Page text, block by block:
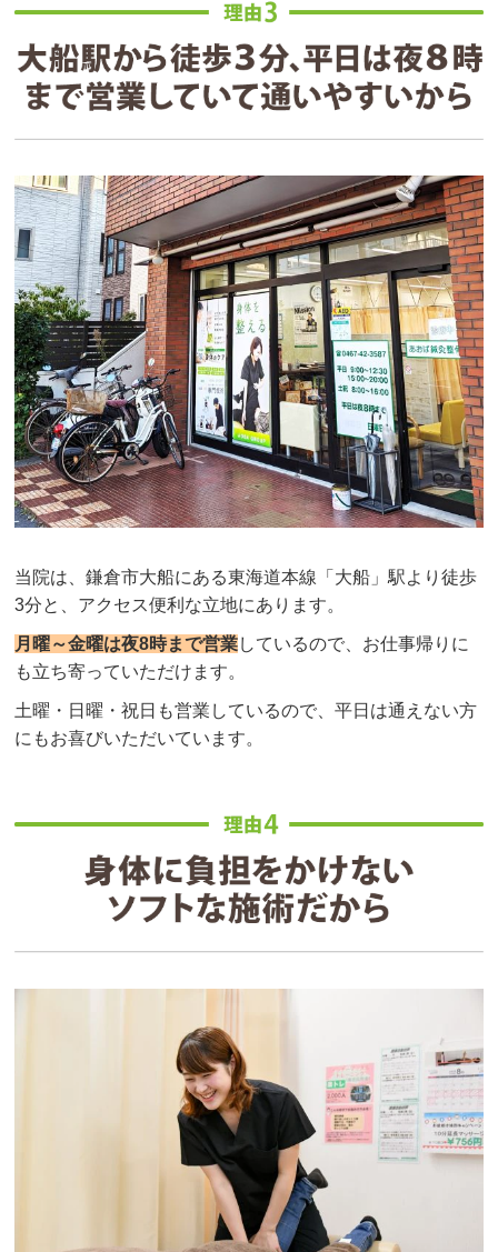
当院は、鎌倉市大船にある東海道本線「大船」駅より徒歩
3分と、アクセス便利な立地にあります。
月曜～金曜は夜8時まで営業しているので、お仕事帰りに
も立ち寄っていただけます。
土曜・日曜・祝日も営業しているので、平日は通えない方
にもお喜びいただいています。